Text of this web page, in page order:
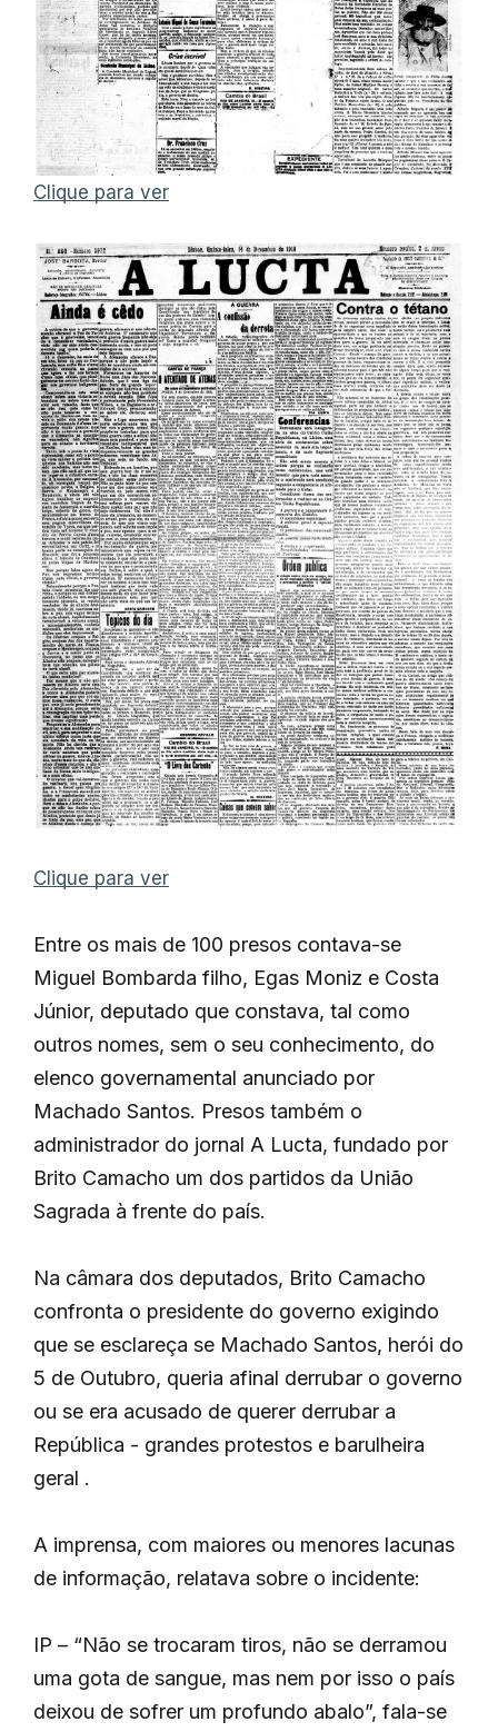
Clique para ver
Clique para ver
Entre os mais de 100 presos contava-se
Miguel Bombarda filho, Egas Moniz e Costa
Júnior, deputado que constava, tal como
outros nomes, sem o seu conhecimento, do
elenco governamental anunciado por
Machado Santos. Presos também o
administrador do jornal A Lucta, fundado por
Brito Camacho um dos partidos da União
Sagrada à frente do país.
Na câmara dos deputados, Brito Camacho
confronta o presidente do governo exigindo
que se esclareça se Machado Santos, herói do
5 de Outubro, queria afinal derrubar o governo
ou se era acusado de querer derrubar a
República - grandes protestos e barulheira
geral .
A imprensa, com maiores ou menores lacunas
de informação, relatava sobre o incidente:
IP – “Não se trocaram tiros, não se derramou
uma gota de sangue, mas nem por isso o país
deixou de sofrer um profundo abalo”, fala-se